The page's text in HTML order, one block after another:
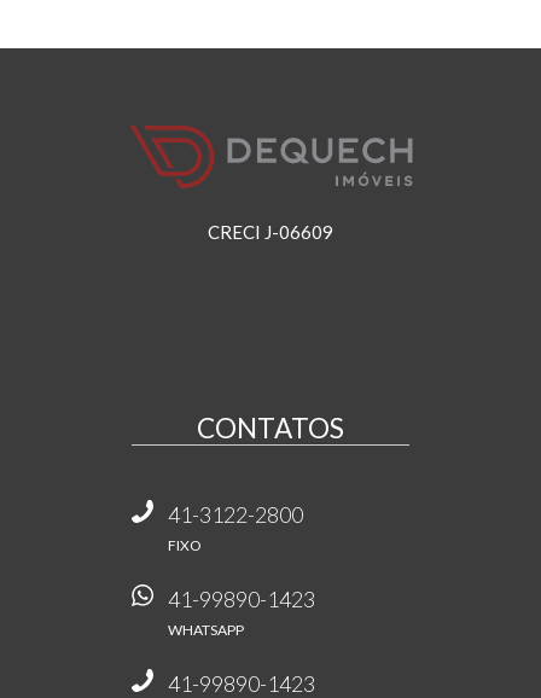
CRECI J-06609
CONTATOS
41-3122-2800
FIXO
41-99890-1423
WHATSAPP
41-99890-1423